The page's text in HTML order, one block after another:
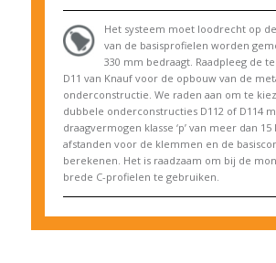
Het systeem moet loodrecht op
van de basisprofielen worden
330 mm bedraagt. Raadpleeg de
D11 van Knauf voor de opbouw van de
onderconstructie. We raden aan om te
dubbele onderconstructies D112 of D114
draagvermogen klasse ‘p’ van meer dan
afstanden voor de klemmen en de
berekenen. Het is raadzaam om bij de
brede C-profielen te gebruiken.